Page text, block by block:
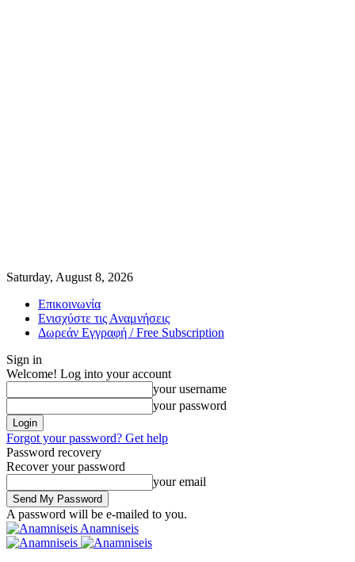
Saturday, August 8, 2026
Επικοινωνία
Ενισχύστε τις Αναμνήσεις
Δωρεάν Εγγραφή / Free Subscription
Sign in
Welcome! Log into your account
your username
your password
Forgot your password? Get help
Password recovery
Recover your password
your email
A password will be e-mailed to you.
Anamniseis